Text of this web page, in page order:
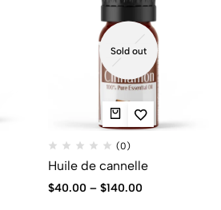
Sold out
(0)
Huile de cannelle
$40.00– $140.00